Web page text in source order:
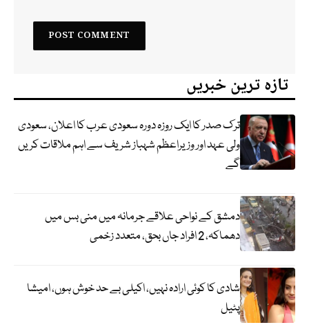
تازہ ترین خبریں
ترک صدر کا ایک روزہ دورہ سعودی عرب کا اعلان، سعودی
ولی عہد اور وزیراعظم شہباز شریف سے اہم ملاقات کریں
گے
دمشق کے نواحی علاقے جرمانہ میں منی بس میں
دھماکہ، 2 افراد جاں بحق، متعدد زخمی
شادی کا کوئی ارادہ نہیں، اکیلی بے حد خوش ہوں، امیشا
پٹیل